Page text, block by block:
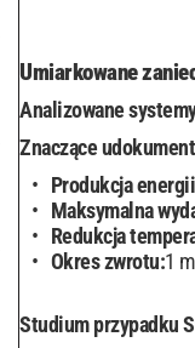
Umiarkowane
Analizowane
Znaczące
Produkcja
Maksymalna
Redukcja
Okres zwrotu:1
Studium przypadku